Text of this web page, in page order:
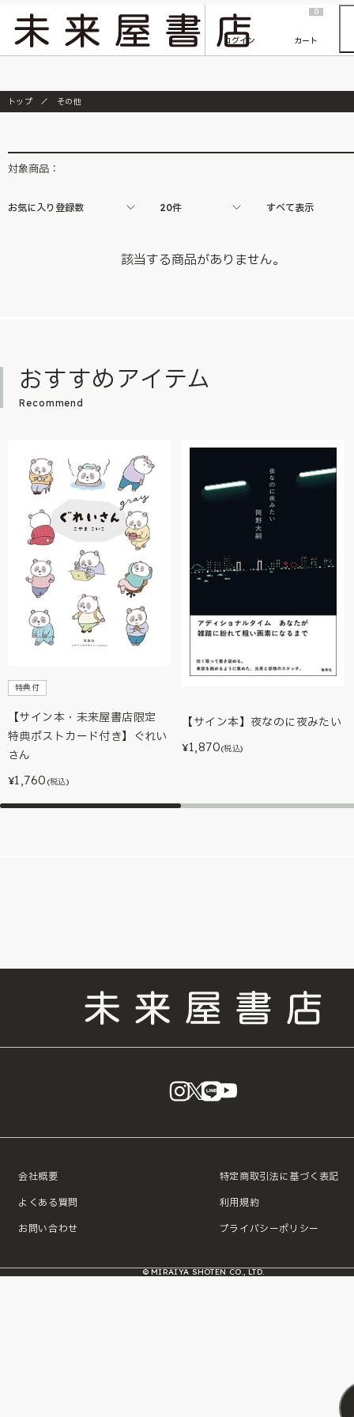
『ONE PIECE magazine 021 ONE PIECEカード付き同梱版』発売延期のご案内
ログイン
0
カート
トップ その他
対象商品：
お気に入り登録数 20件 すべて表示
該当する商品がありません。
おすすめアイテム
Recommend
特典付
【サイン本・未来屋書店限定
特典ポストカード付き】ぐれい
さん
¥1,760 (税込)
【サイン本】夜なのに夜みたい
¥1,870(税込)
instagram
X LINE
会社概要
よくある質問
お問い合わせ
特定商取引法に基づく表記
利用規約
プライバシーポリシー
© MIRAIYA SHOTEN CO., LTD.